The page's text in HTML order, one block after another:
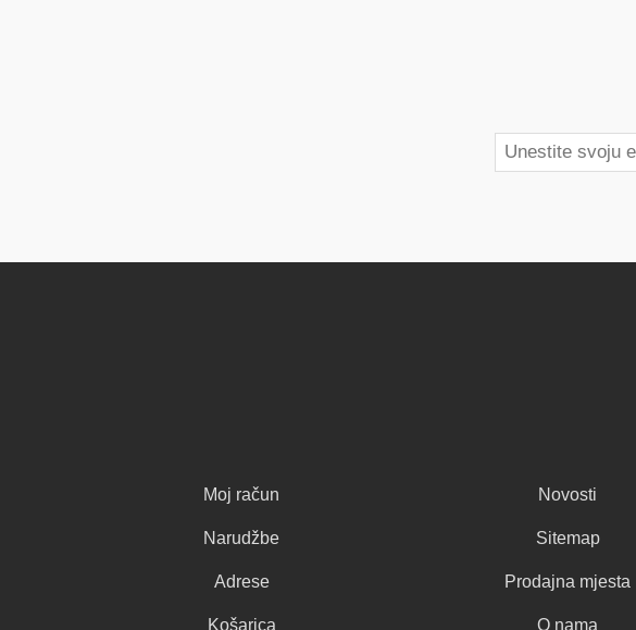
Moj račun
Narudžbe
Adrese
Košarica
Novosti
Sitemap
Prodajna mjesta
O nama